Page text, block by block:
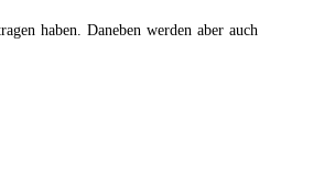
haben. Daneben werden aber auch